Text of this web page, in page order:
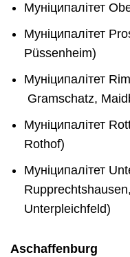
Муніципалітет
Муніципалітет
Püssenheim)
Муніципалітет
Gramschatz,
Муніципалітет
Rothof)
Муніципалітет
Unterpleichfeld)
Aschaffenburg